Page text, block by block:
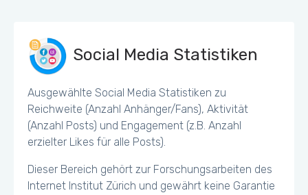
Social Media Statistiken
Ausgewählte Social Media Statistiken zu
Reichweite (Anzahl Anhänger/Fans), Aktivität
(Anzahl Posts) und Engagement (z.B. Anzahl
erzielter Likes für alle Posts).
Dieser Bereich gehört zur Forschungsarbeiten des
Internet Institut Zürich und gewährt keine Garantie